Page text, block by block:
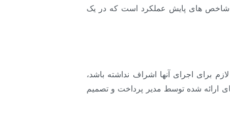
و شاخص های پایش عملکرد است که در یک
برای اجرای آنها اشراف نداشته باشد،
ارائه شده توسط مدیر پرداخت و تصمیم